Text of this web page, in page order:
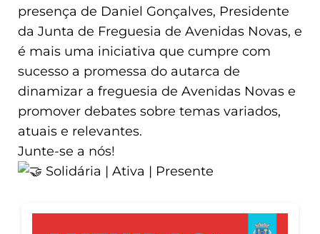
presença de Daniel Gonçalves, Presidente
da Junta de Freguesia de Avenidas Novas, e
é mais uma iniciativa que cumpre com
sucesso a promessa do autarca de
dinamizar a freguesia de Avenidas Novas e
promover debates sobre temas variados,
atuais e relevantes.
Junte-se a nós!
Solidária | Ativa | Presente